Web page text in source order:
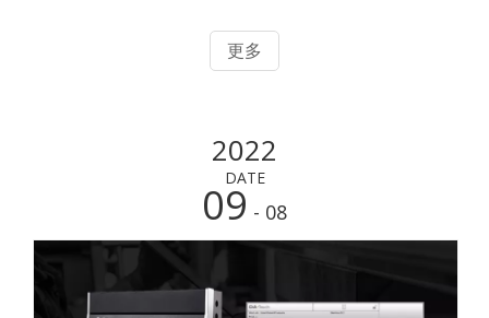
更多
2022
DATE
09 - 08